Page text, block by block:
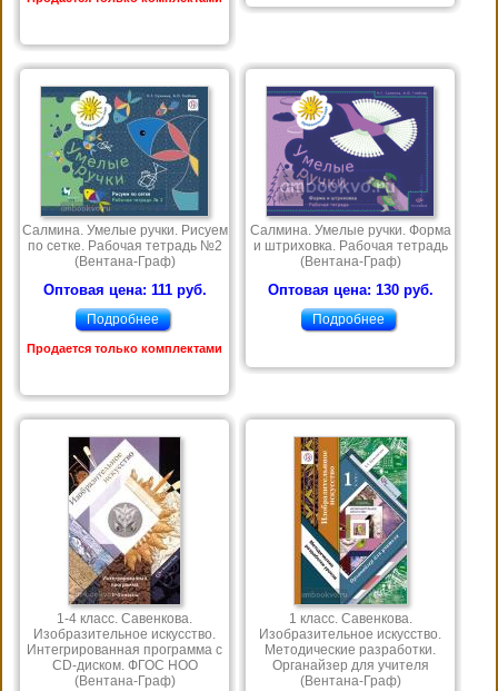
Салмина. Умелые ручки. Рисуем
по сетке. Рабочая тетрадь №2
(Вентана-Граф)
Оптовая цена: 111 руб.
Подробнее
Продается только комплектами
Салмина. Умелые ручки. Форма
и штриховка. Рабочая тетрадь
(Вентана-Граф)
Оптовая цена: 130 руб.
Подробнее
1-4 класс. Савенкова.
Изобразительное искусство.
Интегрированная программа с
CD-диском. ФГОС НОО
(Вентана-Граф)
1 класс. Савенкова.
Изобразительное искусство.
Методические разработки.
Органайзер для учителя
(Вентана-Граф)